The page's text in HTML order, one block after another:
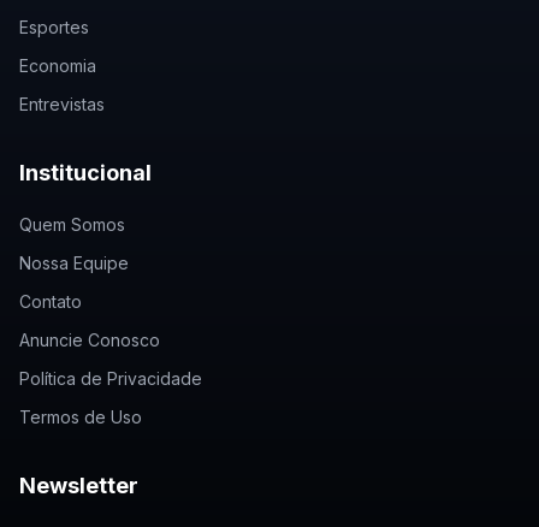
Esportes
Economia
Entrevistas
Institucional
Quem Somos
Nossa Equipe
Contato
Anuncie Conosco
Política de Privacidade
Termos de Uso
Newsletter